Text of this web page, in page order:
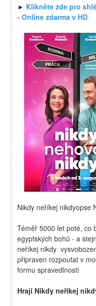
► Klikněte zde pro
- Online zdarma v HD
Nikdy neříkej nikdyopse
Téměř 5000 let poté, co
egyptských bohů - a
neříkej nikdy
připraven rozpoutat v
formu spravedlnosti
Hrají Nikdy neříkej